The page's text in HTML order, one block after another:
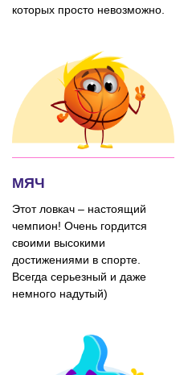
которых просто невозможно.
МЯЧ
Этот ловкач – настоящий
чемпион! Очень гордится
своими высокими
достижениями в спорте.
Всегда серьезный и даже
немного надутый)